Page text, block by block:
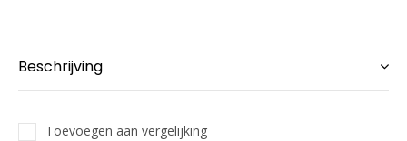
Beschrijving
Toevoegen aan vergelijking